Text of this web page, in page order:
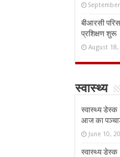
बीआरसी
प्रशिक्षण शुरू
August 18,
स्वास्थ्य
स्वास्थ्य
आज का
June 10,
स्वास्थ्य डेस्क